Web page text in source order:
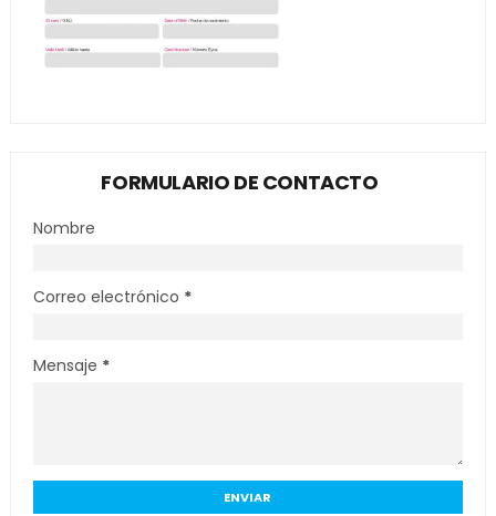
FORMULARIO DE CONTACTO
Nombre
Correo electrónico *
Mensaje *